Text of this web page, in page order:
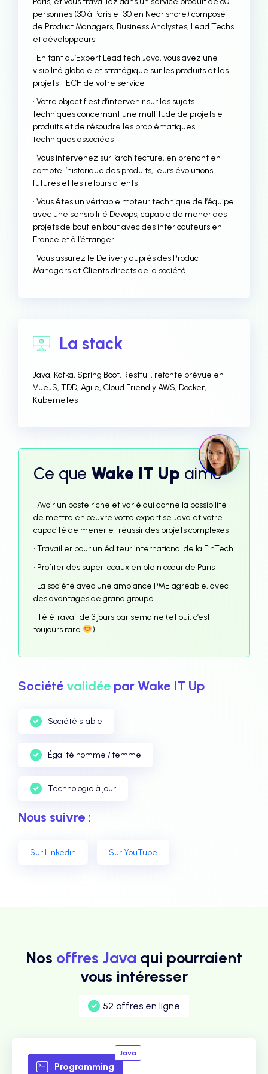
personnes (30 à Paris et 30 en Near shore) composé
de Product Managers, Business Analystes, Lead Techs
et développeurs
• En tant qu’Expert Lead tech Java, vous avez une
visibilité globale et stratégique sur les produits et les
projets TECH de votre service
• Votre objectif est d’intervenir sur les sujets
techniques concernant une multitude de projets et
produits et de résoudre les problématiques
techniques associées
• Vous intervenez sur l’architecture, en prenant en
compte l’historique des produits, leurs évolutions
futures et les retours clients
• Vous êtes un véritable moteur technique de l’équipe
avec une sensibilité Devops, capable de mener des
projets de bout en bout avec des interlocuteurs en
France et à l’étranger
• Vous assurez le Delivery auprès des Product
Managers et Clients directs de la société
La stack
Java, Kafka, Spring Boot, Restfull, refonte prévue en
VueJS, TDD, Agile, Cloud Friendly AWS, Docker,
Kubernetes
Ce que Wake IT Up aime
• Avoir un poste riche et varié qui donne la possibilité
de mettre en œuvre votre expertise Java et votre
capacité de mener et réussir des projets complexes
• Travailler pour un éditeur international de la FinTech
• Profiter des super locaux en plein cœur de Paris
• La société avec une ambiance PME agréable, avec
des avantages de grand groupe
• Télétravail de 3 jours par semaine (et oui, c’est
toujours rare
)
Sociétévalidée par Wake IT Up
Société stable
Égalité homme / femme
Technologie à jour
Nous suivre :
Sur Linkedin Sur YouTube
Nos offres Java qui pourraient
vous intéresser
52 offres en ligne
Programming
Java